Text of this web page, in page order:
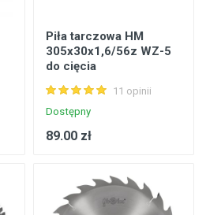
Piła tarczowa HM
305x30x1,6/56z WZ-5
do cięcia
wzdłużnego Metabo
628064000
11 opinii
Dostępny
89.00 zł